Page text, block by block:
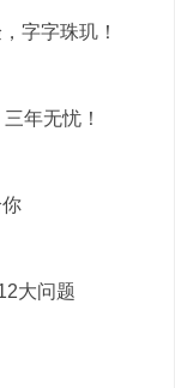
字字珠玑！
年无忧！
大问题